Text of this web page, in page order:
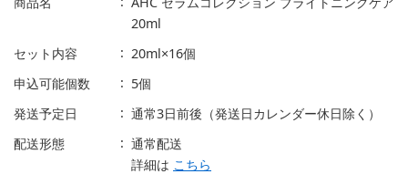
20ml
セット内容
20ml×16個
申込可能個数
5個
発送予定日
通常3日前後（発送日カレンダー休日除く）
配送形態
通常配送
詳細は こちら